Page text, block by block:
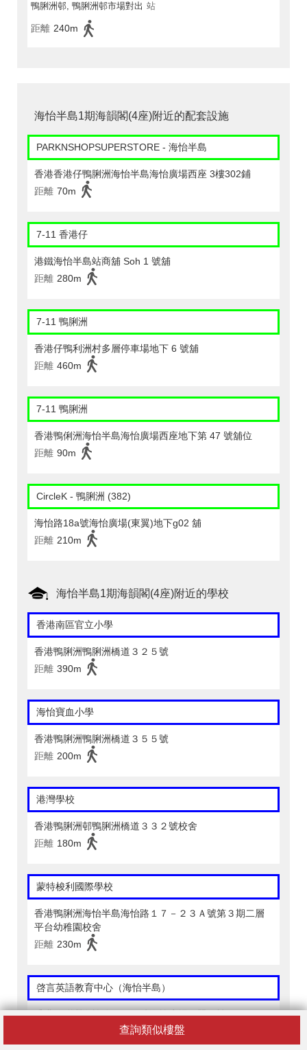
查詢類似樓盤
鴨脷洲邨, 鴨脷洲邨市場對出 站
距離 240m
海怡半島1期海韻閣(4座)附近的配套設施
PARKNSHOPSUPERSTORE - 海怡半島
香港香港仔鴨脷洲海怡半島海怡廣場西座 3樓302鋪
距離 70m
7-11 香港仔
港鐵海怡半島站商舖 Soh 1 號舖
距離 280m
7-11 鴨脷洲
香港仔鴨利洲村多層停車場地下 6 號舖
距離 460m
7-11 鴨脷洲
香港鴨俐洲海怡半島海怡廣場西座地下第 47 號舖位
距離 90m
CircleK - 鴨脷洲 (382)
海怡路18a號海怡廣場(東翼)地下g02 舖
距離 210m
海怡半島1期海韻閣(4座)附近的學校
香港南區官立小學
香港鴨脷洲鴨脷洲橋道３２５號
距離 390m
海怡寶血小學
香港鴨脷洲鴨脷洲橋道３５５號
距離 200m
港灣學校
香港鴨脷洲邨鴨脷洲橋道３３２號校舍
距離 180m
蒙特梭利國際學校
香港鴨脷洲海怡半島海怡路１７－２３Ａ號第３期二層
平台幼稚園校舍
距離 230m
啓言英語教育中心（海怡半島）
香港鴨脷洲海怡路１２Ａ號海怡廣場西翼２樓２０９Ｄ
距離 90m